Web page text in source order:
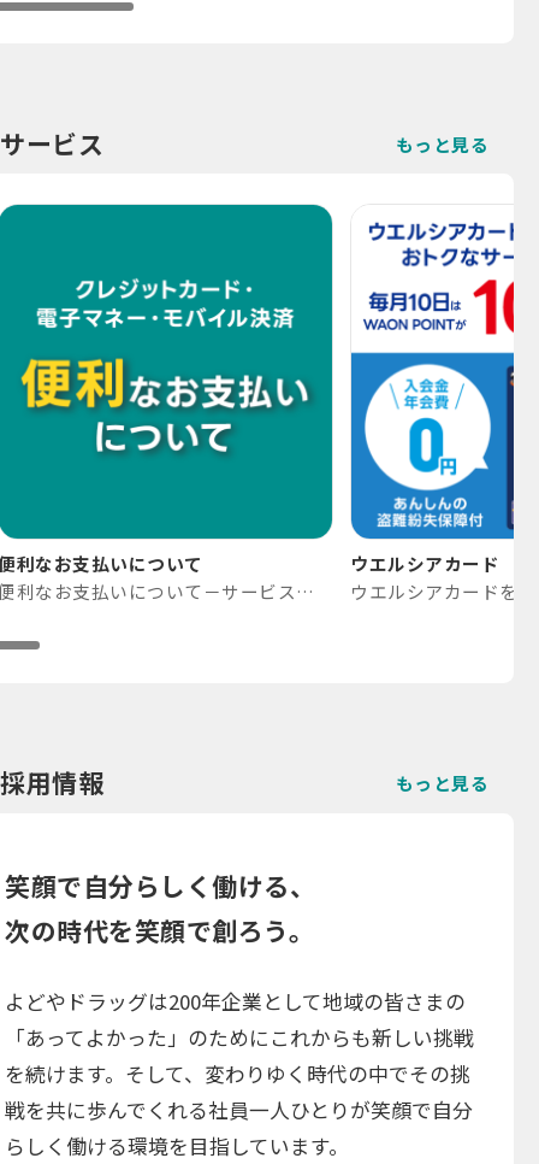
サービス もっと見る
利なお支払いについて
便利なお支払いについて－サービス｜高知のドラッグストア-よどやドラッグ
ウエルシアカード
採用情報 もっと見る
笑顔で自分らしく働ける、
次の時代を笑顔で創ろう。
よどやドラッグは200年企業として地域の皆さまの
「あってよかった」のためにこれからも新しい挑戦
を続けます。そして、変わりゆく時代の中でその挑
戦を共に歩んでくれる社員一人ひとりが笑顔で自分
らしく働ける環境を目指しています。